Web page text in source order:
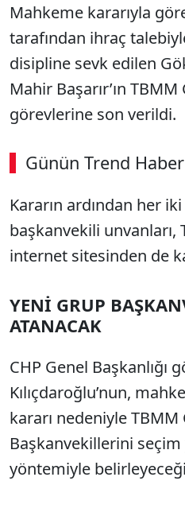
Mahkeme kararıyla
tarafından ihraç
disipline sevk edilen
Mahir Başarır’ın
görevlerine son verildi.
Günün Trend
00:02 / 09:15
Kararın ardından her
başkanvekili unvanları,
internet sitesinden de
YENİ GRUP
ATANACAK
CHP Genel Başkanlığı
Kılıçdaroğlu’nun,
kararı nedeniyle TBMM
Başkanvekillerini
yöntemiyle